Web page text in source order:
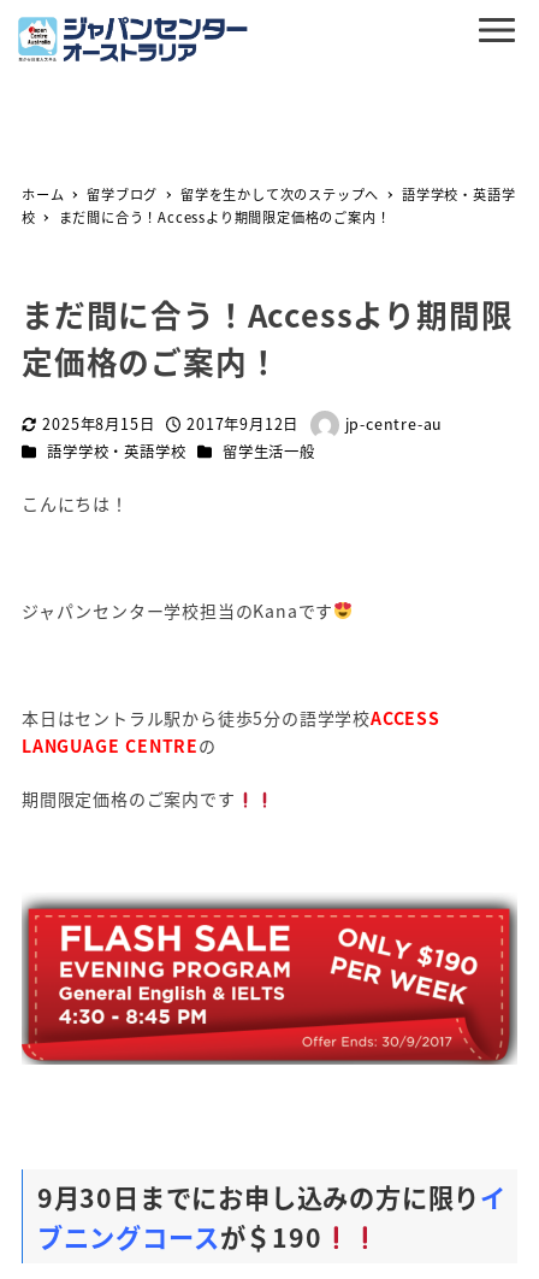
ホーム 留学ブログ 留学を生かして次のステップへ
語学学校・英語学
校
まだ間に合う！Accessより期間限定価格のご案内！
まだ間に合う！Accessより期間限
定価格のご案内！
更新日2025年8月15日 投稿日2017年9月12日
著
者
jp-centre-au
カテゴリー
語学学校・英語学校 カテゴリー
留学生活一般
こんにちは！
ジャパンセンター学校担当のKanaです
本日はセントラル駅から徒歩5分の語学学校ACCESS
LANGUAGE CENTREの
期間限定価格のご案内です
9月30日までにお申し込みの方に限りイ
ブニングコースが＄190